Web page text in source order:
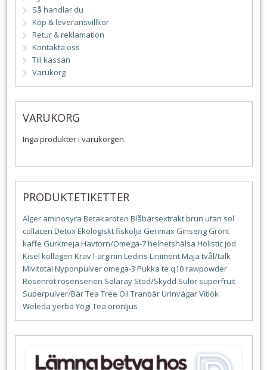
Så handlar du
Köp & leveransvillkor
Retur & reklamation
Kontakta oss
Till kassan
Varukorg
VARUKORG
Inga produkter i varukorgen.
PRODUKTETIKETTER
Alger aminosyra Betakaroten Blåbärsextraktbrun utan sol
collacen DetoxEkologisktfiskolja Gerimax Ginseng Grönt
kaffe Gurkmeja Havtorn/Omega-7helhetshälsa Holisticjod
Kisel kollagen Kravl-arginin Ledins LinimentMaja tvål/talk
Mivitotal Nyponpulver omega-3 Pukka te q10rawpowder
Rosenrotrosenserien Solaray Stöd/Skydd Sulor superfruit
Superpulver/BärTea Tree Oil TranbärUrinvägarVitlök
Weleda yerba Yogi Tea öronljus